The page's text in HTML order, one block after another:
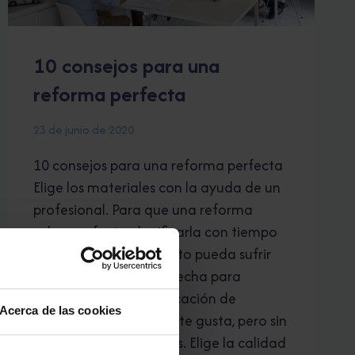
Acerca de las cookies
10 consejos para una
reforma perfecta
23 de junio de 2020
10 consejos para una reforma perfecta
Elige los materiales con la ayuda de un
profesional. Para que una reforma
salga perfecta planificarla con tiempo
prevé que el presupuesto pueda sufrir
algún aumento. Aprovecha para
realizar alguna modificación de
envergadura. Busca lo te gusta, pero sin
olvidar lo que necesitas. Elige la calidad